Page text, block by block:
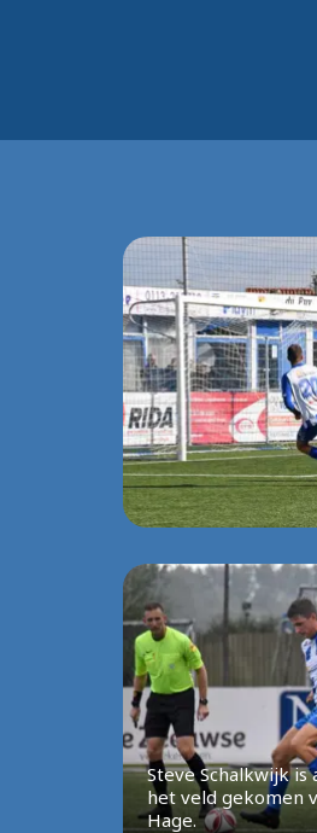
Steve Schalkwijk is
het veld gekomen
Hage.